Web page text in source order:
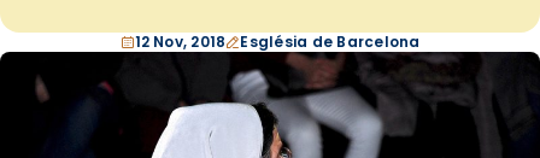
12 Nov, 2018 Església de Barcelona